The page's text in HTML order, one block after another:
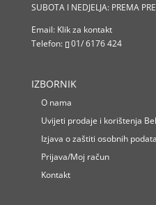
SUBOTA I NEDJELJA: PREMA
Email: Klik za kontakt
Telefon:
01/ 6176 424
IZBORNIK
O nama
Uvijeti prodaje i korištenja
Izjava o zaštiti osobnih
Prijava/Moj račun
Kontakt